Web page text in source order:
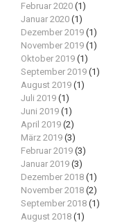
Februar 2020 (1)
Januar 2020 (1)
Dezember 2019 (1)
November 2019 (1)
Oktober 2019 (1)
September 2019 (1)
August 2019 (1)
Juli 2019 (1)
Juni 2019 (1)
April 2019 (2)
März 2019 (3)
Februar 2019 (3)
Januar 2019 (3)
Dezember 2018 (1)
November 2018 (2)
September 2018 (1)
August 2018 (1)